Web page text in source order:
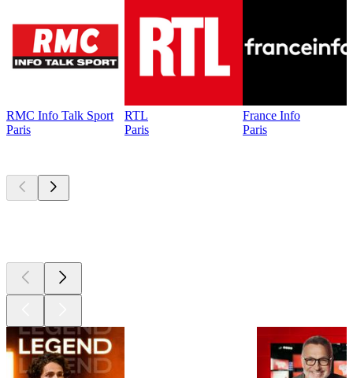
RMC Info Talk Sport
Paris
RTL
Paris
France Info
Paris